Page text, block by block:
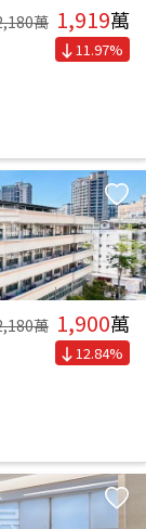
萬 1,919萬
11.97%
萬 1,900萬
12.84%